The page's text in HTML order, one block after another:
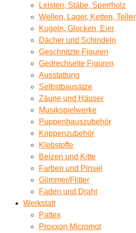
Leisten, Stäbe, Sperrholz
Wellen, Lager, Ketten, Teller
Kugeln, Glocken, Eier
Dächer und Schindeln
Geschnitzte Figuren
Gedrechselte Figuren
Ausstattung
Selbstbausätze
Zäune und Häuser
Musikspielwerke
Puppenhauszubehör
Krippenzubehör
Klebstoffe
Beizen und Kitte
Farben und Pinsel
Glimmer/Flitter
Faden und Draht
Werkstatt
Pattex
Proxxon Micromot